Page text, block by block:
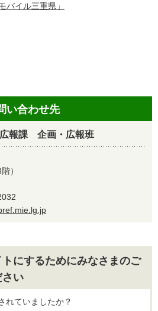
バイル三重県」
い合わせ先
報課 企画・広報班
）
にするためにみなさまのご
さい
れていましたか？